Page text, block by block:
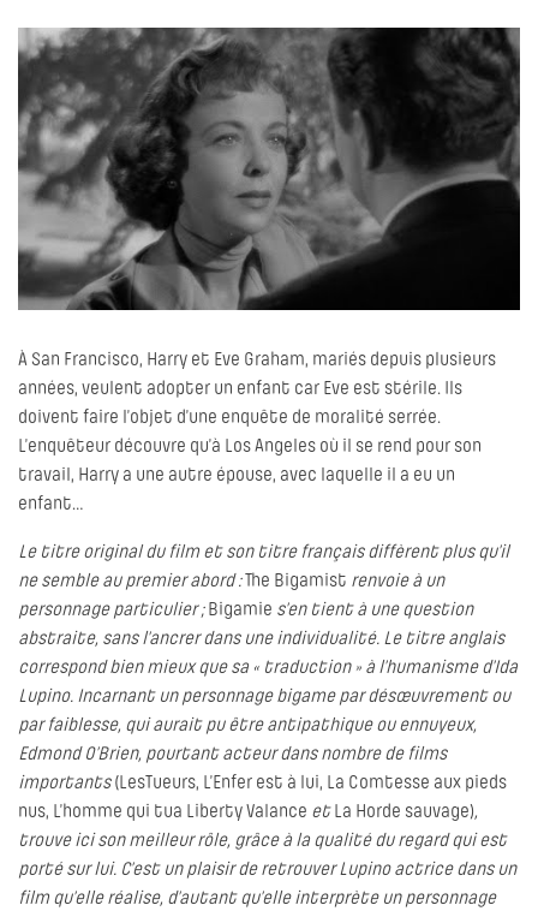
À San Francisco, Harry et Eve Graham, mariés depuis plusieurs
années, veulent adopter un enfant car Eve est stérile. Ils
doivent faire l’objet d’une enquête de moralité serrée.
L’enquêteur découvre qu’à Los Angeles où il se rend pour son
travail, Harry a une autre épouse, avec laquelle il a eu un
enfant…
Le titre original du film et son titre français diffèrent plus qu’il
ne semble au premier abord : The Bigamist renvoie à un
personnage particulier ; Bigamie s’en tient à une question
abstraite, sans l’ancrer dans une individualité. Le titre anglais
correspond bien mieux que sa « traduction » à l’humanisme d’Ida
Lupino. Incarnant un personnage bigame par désœuvrement ou
par faiblesse, qui aurait pu être antipathique ou ennuyeux,
Edmond O’Brien, pourtant acteur dans nombre de films
importants(LesTueurs, L’Enfer est à lui, La Comtesse aux pieds
nus, L’homme qui tua Liberty Valance et La Horde sauvage),
trouve ici son meilleur rôle, grâce à la qualité du regard qui est
porté sur lui. C’est un plaisir de retrouver Lupino actrice dans un
film qu’elle réalise, d’autant qu’elle interprète un personnage